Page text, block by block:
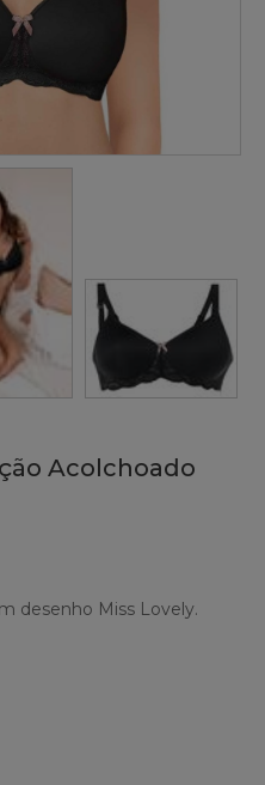
Acolchoado
desenho Miss Lovely.